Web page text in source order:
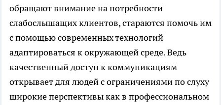
обращают внимание на потребности
слабослышащих клиентов, стараются помочь им
с помощью современных технологий
адаптироваться к окружающей среде. Ведь
качественный доступ к коммуникациям
открывает для людей с ограничениями по слуху
широкие перспективы как в профессиональном